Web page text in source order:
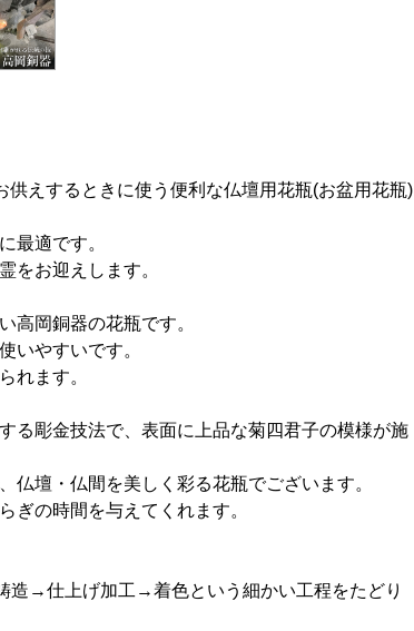
えするときに使う便利な仏壇用花瓶(お盆用花瓶)
最適です。
をお迎えします。
高岡銅器の花瓶です。
いやすいです。
れます。
る彫金技法で、表面に上品な菊四君子の模様が施
仏壇・仏間を美しく彩る花瓶でございます。
ぎの時間を与えてくれます。
造→仕上げ加工→着色という細かい工程をたどり